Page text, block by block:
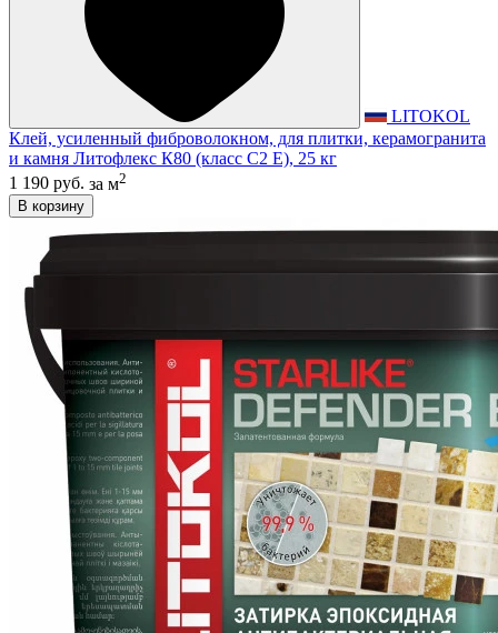
LITOKOL
Клей, усиленный фиброволокном, для плитки, керамогранита
и камня Литофлекс К80 (класс С2 E), 25 кг
1 190 руб. за м2
В корзину